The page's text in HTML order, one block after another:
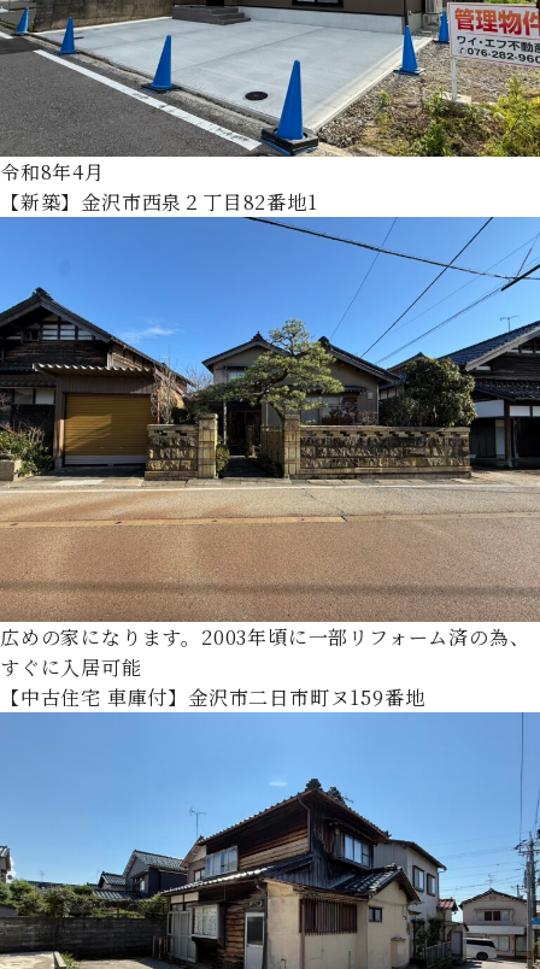
令和8年4月
【新築】金沢市西泉２丁目82番地1
広めの家になります。2003年頃に一部リフォーム済の為、
すぐに入居可能
【中古住宅 車庫付】金沢市二日市町ヌ159番地